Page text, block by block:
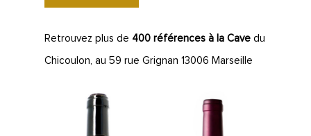
Retrouvez plus de 400 références à la Cave du
Chicoulon, au 59 rue Grignan 13006 Marseille